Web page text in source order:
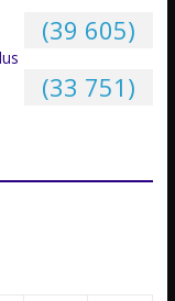
(39 605)
(33 751)